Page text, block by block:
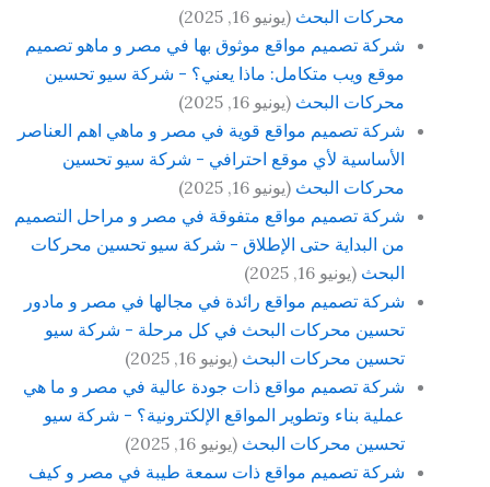
محركات البحث (يونيو 16, 2025)
شركة تصميم مواقع موثوق بها في مصر و ماهو تصميم
موقع ويب متكامل: ماذا يعني؟ - شركة سيو تحسين
محركات البحث (يونيو 16, 2025)
شركة تصميم مواقع قوية في مصر و ماهي اهم العناصر
الأساسية لأي موقع احترافي - شركة سيو تحسين
محركات البحث (يونيو 16, 2025)
شركة تصميم مواقع متفوقة في مصر و مراحل التصميم
من البداية حتى الإطلاق - شركة سيو تحسين محركات
البحث (يونيو 16, 2025)
شركة تصميم مواقع رائدة في مجالها في مصر و مادور
تحسين محركات البحث في كل مرحلة - شركة سيو
تحسين محركات البحث (يونيو 16, 2025)
شركة تصميم مواقع ذات جودة عالية في مصر و ما هي
عملية بناء وتطوير المواقع الإلكترونية؟ - شركة سيو
تحسين محركات البحث (يونيو 16, 2025)
شركة تصميم مواقع ذات سمعة طيبة في مصر و كيف